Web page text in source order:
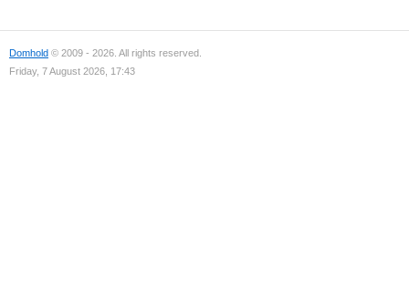
Domhold © 2009 - 2026. All rights reserved.
Friday, 7 August 2026, 17:43